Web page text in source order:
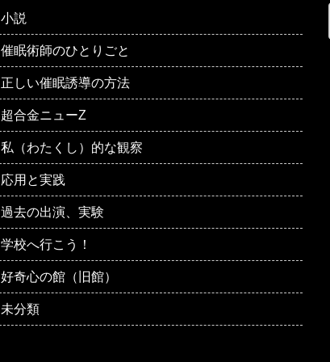
小説
催眠術師のひとりごと
正しい催眠誘導の方法
超合金ニューZ
私（わたくし）的な観察
応用と実践
過去の出演、実験
学校へ行こう！
好奇心の館（旧館）
未分類